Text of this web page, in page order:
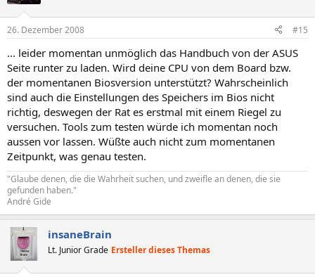
26. Dezember 2008 #15
... leider momentan unmöglich das Handbuch von der ASUS
Seite runter zu laden. Wird deine CPU von dem Board bzw.
der momentanen Biosversion unterstützt? Wahrscheinlich
sind auch die Einstellungen des Speichers im Bios nicht
richtig, deswegen der Rat es erstmal mit einem Riegel zu
versuchen. Tools zum testen würde ich momentan noch
aussen vor lassen. Wüßte auch nicht zum momentanen
Zeitpunkt, was genau testen.
"Glaube denen, die die Wahrheit suchen, und zweifle an denen, die sie
gefunden haben."
André Gide
insaneBrain
Lt. Junior Grade Ersteller dieses Themas